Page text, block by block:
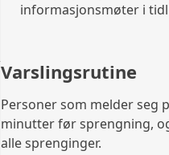
informasjonsmøter i
Varslingsrutine
Personer som melder seg
minutter før sprengning,
alle sprenginger.